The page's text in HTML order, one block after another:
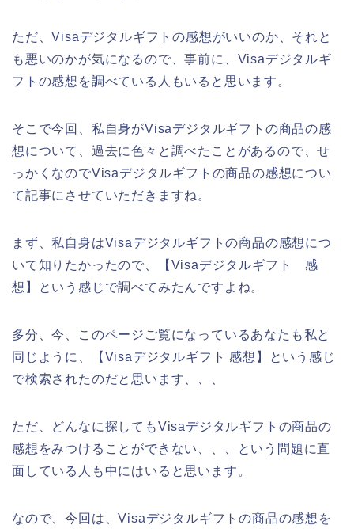
ただ、Visaデジタルギフトの感想がいいのか、それと
も悪いのかが気になるので、事前に、Visaデジタルギ
フトの感想を調べている人もいると思います。
そこで今回、私自身がVisaデジタルギフトの商品の感
想について、過去に色々と調べたことがあるので、せ
っかくなのでVisaデジタルギフトの商品の感想につい
て記事にさせていただきますね。
まず、私自身はVisaデジタルギフトの商品の感想につ
いて知りたかったので、【Visaデジタルギフト 感
想】という感じで調べてみたんですよね。
多分、今、このページご覧になっているあなたも私と
同じように、【Visaデジタルギフト 感想】という感じ
で検索されたのだと思います、、、
ただ、どんなに探してもVisaデジタルギフトの商品の
感想をみつけることができない、、、という問題に直
面している人も中にはいると思います。
なので、今回は、Visaデジタルギフトの商品の感想を